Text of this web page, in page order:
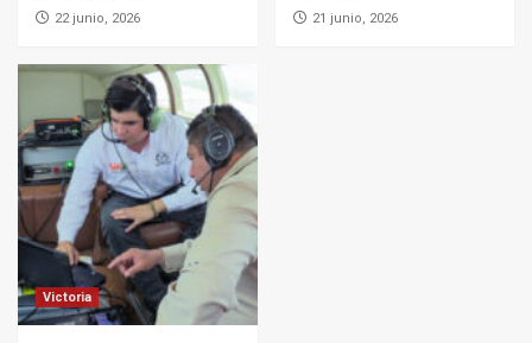
22 junio, 2026 21 junio, 2026
Victoria